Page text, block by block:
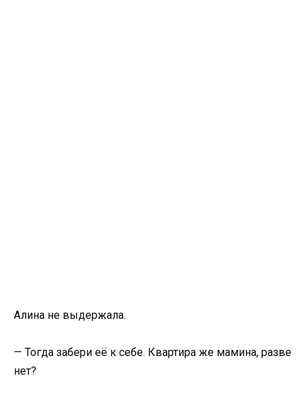
Алина не выдержала.
— Тогда забери её к себе. Квартира же мамина, разве
нет?